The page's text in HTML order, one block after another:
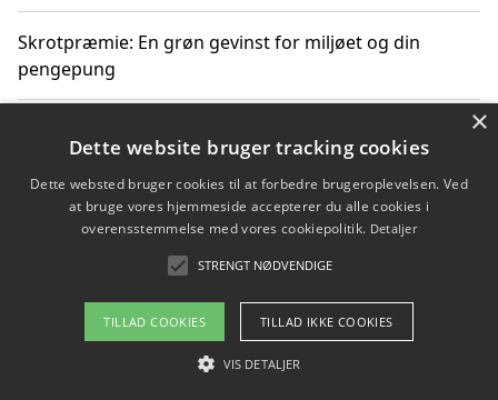
Skrotpræmie: En grøn gevinst for miljøet og din
pengepung
Hvordan blåfade med rist kan hjælpe med at reducere
plastik i havet
Spil kasinospil på et troværdigt online casino: Din
guide til sikker og sjov underholdning
Copyright 2026 - Pilanto Aps
Om / kontakt
×
Dette website bruger tracking cookies
Dette websted bruger cookies til at forbedre brugeroplevelsen. Ved
at bruge vores hjemmeside accepterer du alle cookies i
overensstemmelse med vores cookiepolitik. Detaljer
STRENGT NØDVENDIGE
TILLAD COOKIES TILLAD IKKE COOKIES
VIS DETALJER